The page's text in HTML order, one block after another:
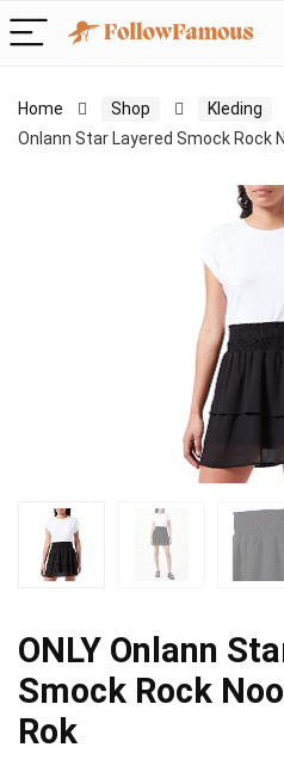
Home Shop Kleding
Onlann Star Layered Smock Rock
ONLY Onlann
Smock Rock
Rok